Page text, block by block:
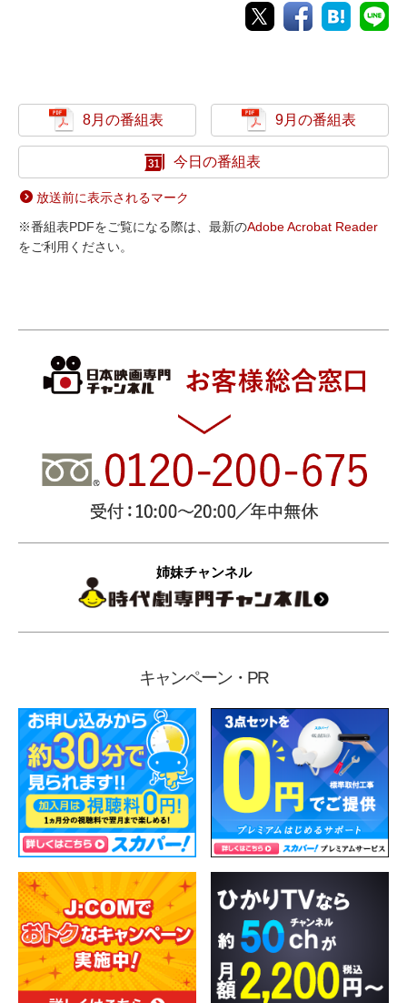
8月の番組表 9月の番組表
今日の番組表
放送前に表示されるマーク
※番組表PDFをご覧になる際は、最新のAdobe Acrobat Reader
をご利用ください。
姉妹チャンネル
キャンペーン・PR